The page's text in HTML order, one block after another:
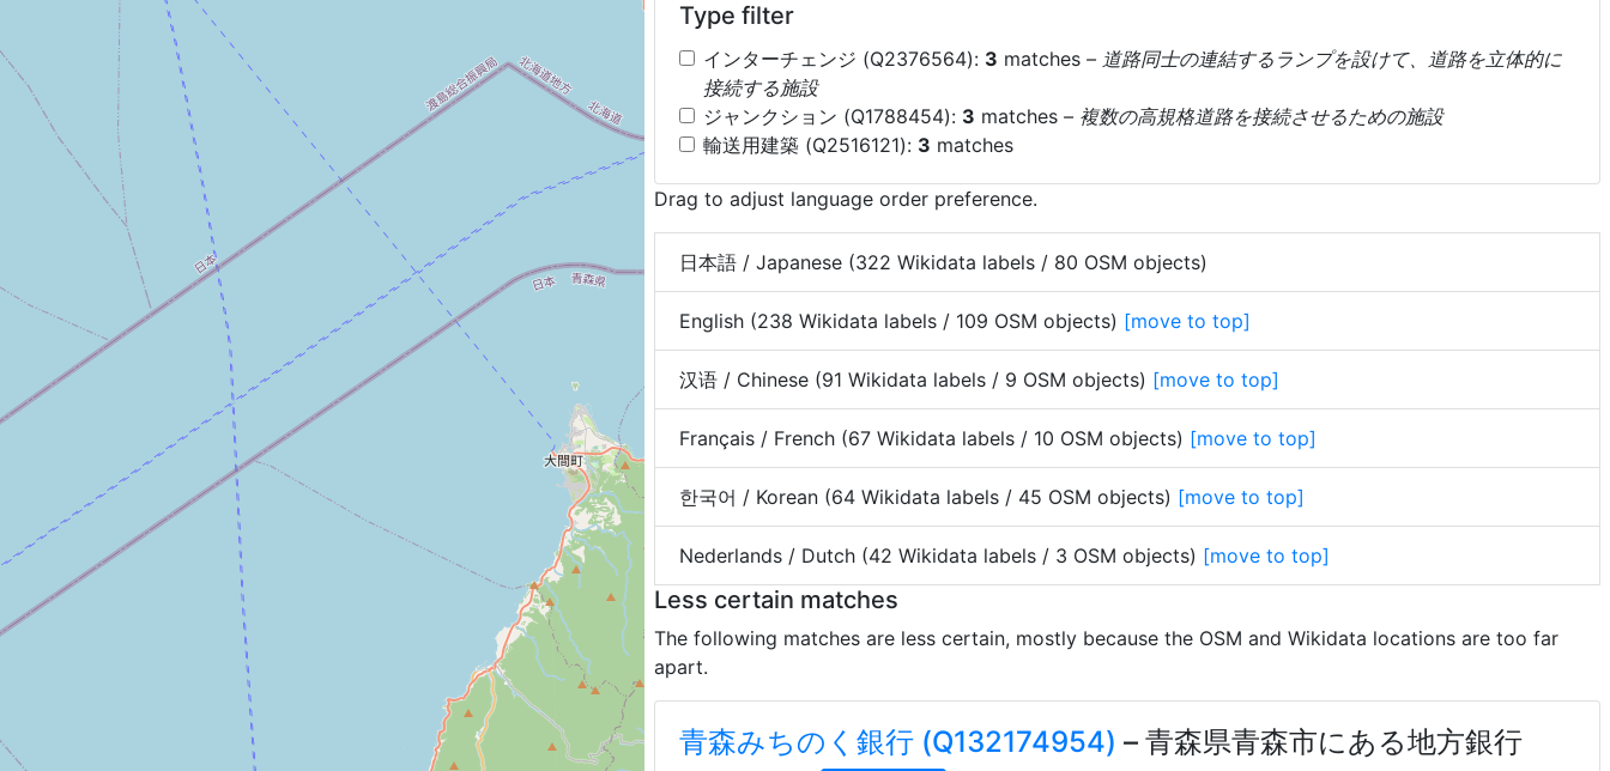
Type filter
インターチェンジ (Q2376564): 3 matches – 道路同士の連結するランプを設けて、道路を立体的に
接続する施設
ジャンクション (Q1788454): 3 matches – 複数の高規格道路を接続させるための施設
輸送用建築 (Q2516121): 3 matches
Drag to adjust language order preference.
日本語 / Japanese (322 Wikidata labels / 80 OSM objects)
English (238 Wikidata labels / 109 OSM objects) [move to top]
汉语 / Chinese (91 Wikidata labels / 9 OSM objects) [move to top]
Français / French (67 Wikidata labels / 10 OSM objects) [move to top]
한국어 / Korean (64 Wikidata labels / 45 OSM objects) [move to top]
Nederlands / Dutch (42 Wikidata labels / 3 OSM objects) [move to top]
Less certain matches
The following matches are less certain, mostly because the OSM and Wikidata locations are too far
apart.
青森みちのく銀行 (Q132174954) – 青森県青森市にある地方銀行